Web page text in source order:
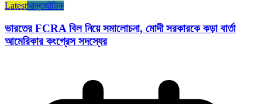
Latestআন্তর্জাতিক
ভারতের FCRA বিল নিয়ে সমালোচনা, মোদী সরকারকে কড়া বার্তা
আমেরিকার কংগ্রেস সদস্যের